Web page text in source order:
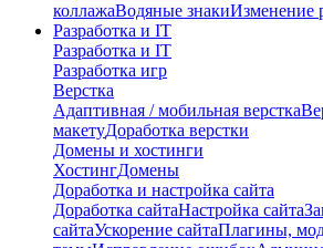
коллажаВодяные знакиИзменение
Разработка и IT
Разработка и IT
Разработка игр
Верстка
Адаптивная / мобильная верстка
макетуДоработка верстки
Домены и хостинги
ХостингДомены
Доработка и настройка сайта
Доработка сайтаНастройка сайта
сайтаУскорение сайтаПлагины,